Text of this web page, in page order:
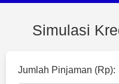
Simulasi
Jumlah Pinjaman (Rp):